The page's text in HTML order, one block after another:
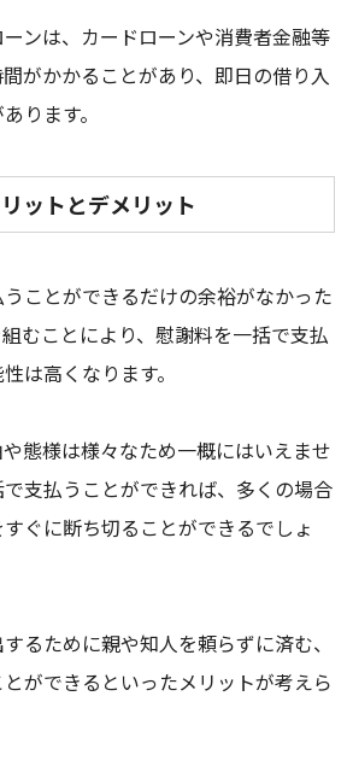
ンは、カードローンや消費者金融等
がかかることがあり、即日の借り入
ります。
ットとデメリット
ことができるだけの余裕がなかった
むことにより、慰謝料を一括で支払
は高くなります。
態様は様々なため一概にはいえませ
支払うことができれば、多くの場合
ぐに断ち切ることができるでしょ
るために親や知人を頼らずに済む、
ができるといったメリットが考えら